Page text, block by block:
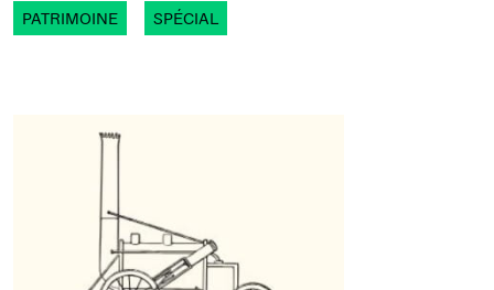
PATRIMOINE SPÉCIAL